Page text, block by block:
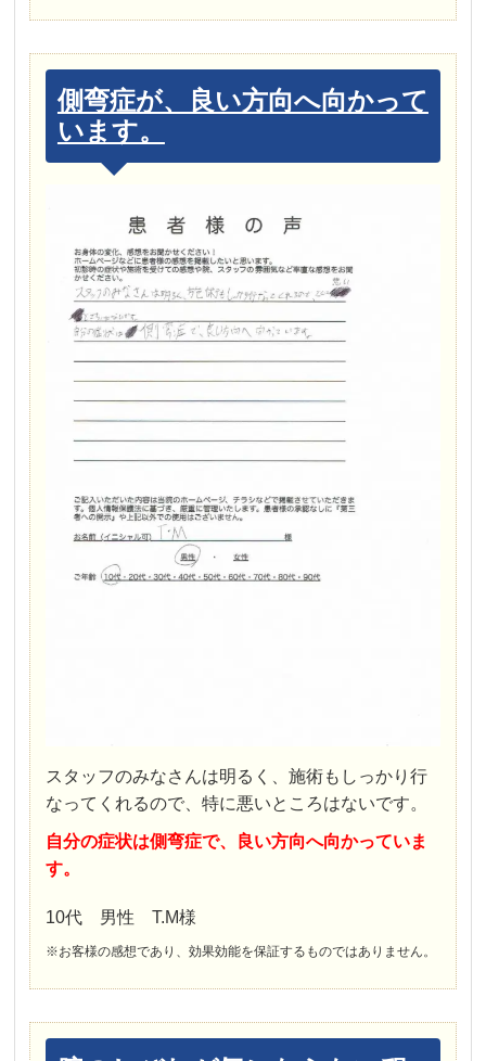
側弯症が、良い方向へ向かって
います。
スタッフのみなさんは明るく、施術もしっかり行
なってくれるので、特に悪いところはないです。
自分の症状は側弯症で、良い方向へ向かっていま
す。
10代 男性 T.M様
※お客様の感想であり、効果効能を保証するものではありません。